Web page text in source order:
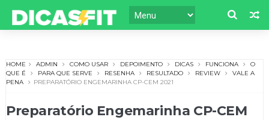
HOME ADMIN COMO USAR DEPOIMENTO DICAS FUNCIONA
O
QUE É
PARA QUE SERVE RESENHA RESULTADO REVIEW
VALE A
PENA
PREPARATÓRIO ENGEMARINHA CP-CEM 2021
Preparatório Engemarinha CP-CEM